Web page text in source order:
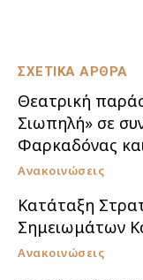
ΣΧΕΤΙΚΑ ΑΡΘΡΑ
Θεατρική
Σιωπηλή» σε
Φαρκαδόνας
Ανακοινώσεις
Κατάταξη
Σημειωμάτων
Ανακοινώσεις